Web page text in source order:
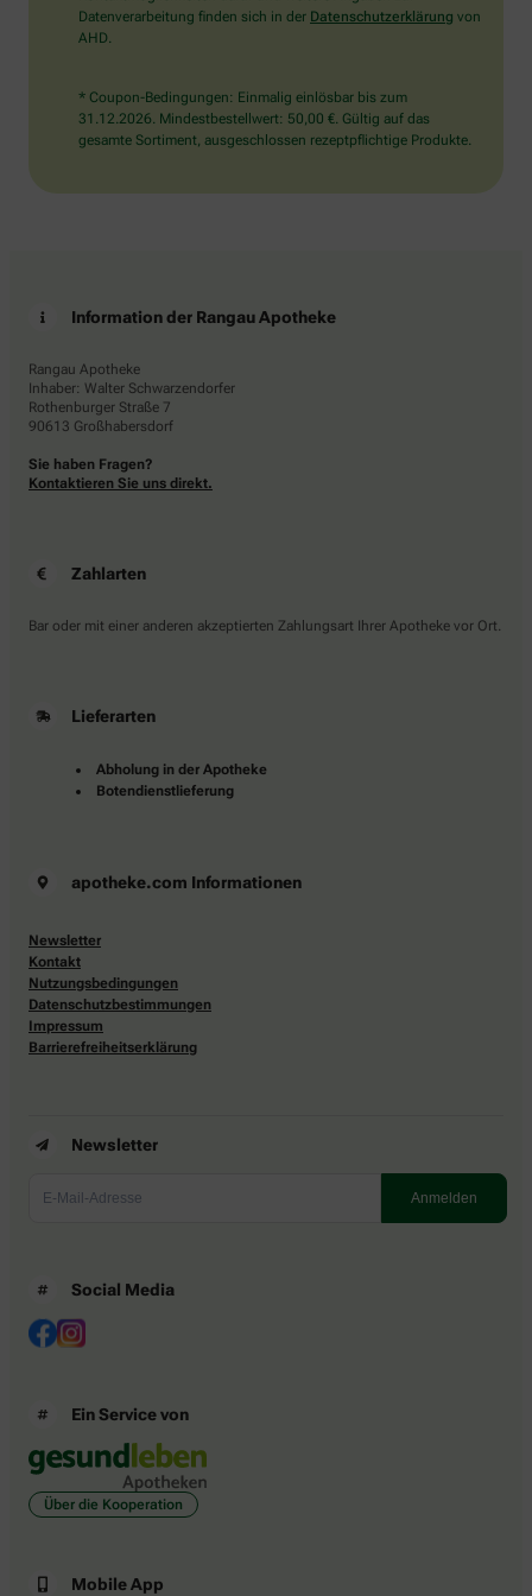
Datenverarbeitung finden sich in der Datenschutzerklärung von
AHD.
* Coupon-Bedingungen: Einmalig einlösbar bis zum
31.12.2026. Mindestbestellwert: 50,00 €. Gültig auf das
gesamte Sortiment, ausgeschlossen rezeptpflichtige Produkte.
Information der Rangau Apotheke
Rangau Apotheke
Inhaber: Walter Schwarzendorfer
Rothenburger Straße 7
90613 Großhabersdorf
Sie haben Fragen?
Kontaktieren Sie uns direkt.
Zahlarten
Bar oder mit einer anderen akzeptierten Zahlungsart Ihrer Apotheke vor Ort.
Lieferarten
Abholung in der Apotheke
Botendienstlieferung
apotheke.com Informationen
Newsletter
Kontakt
Nutzungsbedingungen
Datenschutzbestimmungen
Impressum
Barrierefreiheitserklärung
Newsletter
Social Media
Ein Service von
Über die Kooperation
Mobile App